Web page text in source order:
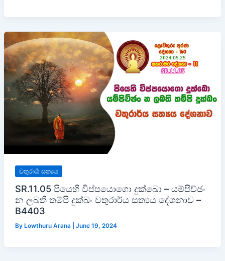
චතුරාර්‍ය සත්‍යය
SR.11.05 පියෙහි විප්පයොගො දුක්ඛො – යම්පිච්ඡං
න ලබති තම්පි දුක්ඛං චතුරාර්ය සත්‍යය දේශනාව –
B4403
By Lowthuru Arana June 19, 2024